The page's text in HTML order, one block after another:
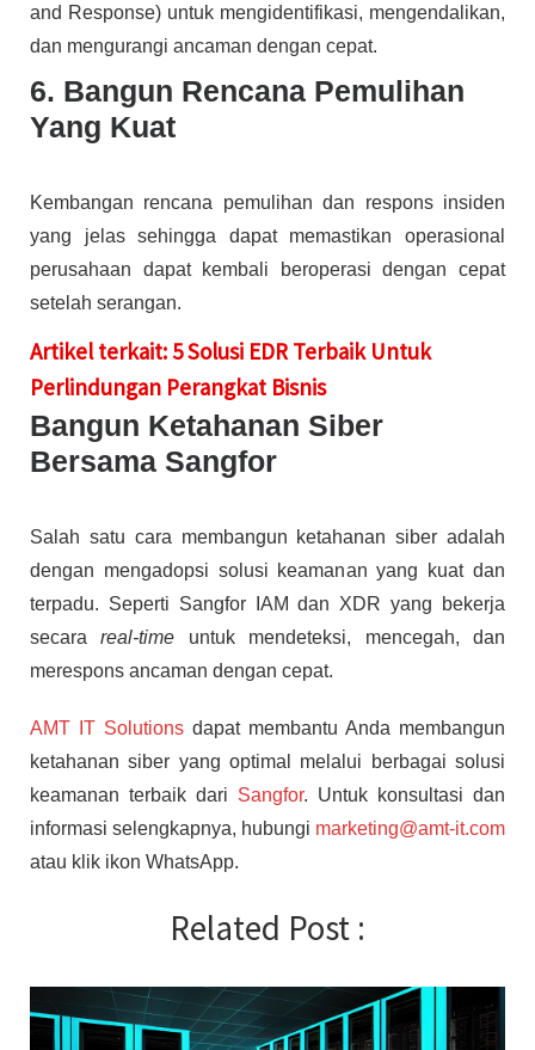
and Response) untuk mengidentifikasi, mengendalikan,
dan mengurangi ancaman dengan cepat.
6. Bangun Rencana Pemulihan
Yang Kuat
Kembangan rencana pemulihan dan respons insiden
yang jelas sehingga dapat memastikan operasional
perusahaan dapat kembali beroperasi dengan cepat
setelah serangan.
Artikel terkait: 5 Solusi EDR Terbaik Untuk
Perlindungan Perangkat Bisnis
Bangun Ketahanan Siber
Bersama Sangfor
Salah satu cara membangun ketahanan siber adalah
dengan mengadopsi solusi keamanan yang kuat dan
terpadu. Seperti Sangfor IAM dan XDR yang bekerja
secarareal-time untuk mendeteksi, mencegah, dan
merespons ancaman dengan cepat.
AMT IT Solutions dapat membantu Anda membangun
ketahanan siber yang optimal melalui berbagai solusi
keamanan terbaik dari Sangfor. Untuk konsultasi dan
informasi selengkapnya, hubungi marketing@amt-it.com
atau klik ikon WhatsApp.
Related Post :